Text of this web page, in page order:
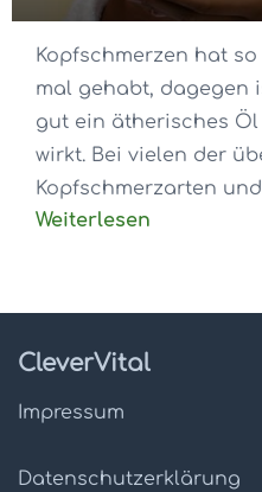
Kopfschmerzen hat
mal gehabt, dagegen
gut ein ätherisches
wirkt. Bei vielen der
Kopfschmerzarten
Weiterlesen
CleverVital
Impressum
Datenschutz­erklärung